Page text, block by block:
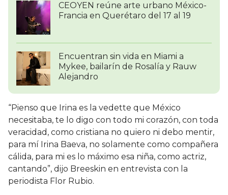
CEOYEN reúne arte urbano México-
Francia en Querétaro del 17 al 19
Encuentran sin vida en Miami a
Mykee, bailarín de Rosalía y Rauw
Alejandro
“Pienso que Irina es la vedette que México
necesitaba, te lo digo con todo mi corazón, con toda
veracidad, como cristiana no quiero ni debo mentir,
para mí Irina Baeva, no solamente como compañera
cálida, para mi es lo máximo esa niña, como actriz,
cantando”, dijo Breeskin en entrevista con la
periodista Flor Rubio.